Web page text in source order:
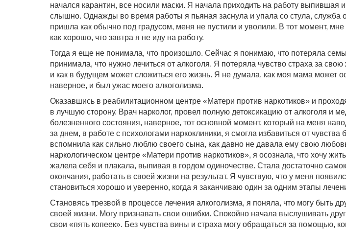
начался карантин, все носили маски. Я начала приходить на работу выпившая
слышно. Однажды во время работы я пьяная заснула и упала со стула, служба
пришла как обычно под градусом, меня не пустили и уволили. В тот момент,
как хорошо, что завтра я не иду на работу.
Тогда я еще не понимала, что произошло. Сейчас я понимаю, что потеряла
принимала, что нужно лечиться от алкоголя. Я потеряла чувство страха за
и как в будущем может сложиться его жизнь. Я не думала, как моя мама может
наверное, и был ужас моего алкоголизма.
Оказавшись в реабилитационном центре «Матери против наркотиков» и
в лучшую сторону. Врач нарколог, провел полную детоксикацию от алкоголя и
болезненного состояния, наверное, тот основной момент, который на меня
за днем, в работе с психологами наркоклиники, я смогла избавиться от
вспомнила как сильно люблю своего сына, как давно не давала ему свою
наркологическом центре «Матери против наркотиков», я осознала, что хочу
жалела себя и плакала, выпивая в гордом одиночестве. Стала достаточно
окончания, работать в своей жизни на результат. Я чувствую, что у меня
становиться хорошо и уверенно, когда я заканчиваю один за одним этапы
Становясь трезвой в процессе лечения алкоголизма, я поняла, что могу быть
своей жизни. Могу признавать свои ошибки. Спокойно начала выслушивать
свои «пять копеек». Без чувства вины и страха могу обращаться за помощью,